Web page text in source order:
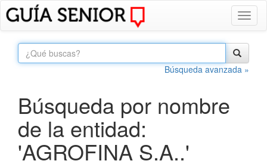
Búsqueda avanzada »
Búsqueda por nombre
de la entidad:
'AGROFINA S.A..'